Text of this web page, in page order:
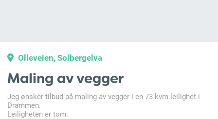
Olleveien, Solbergelva
Maling av vegger
Jeg ønsker tilbud på maling av vegger i en 73 kvm leilighet i
Drammen.
Leiligheten er tom.